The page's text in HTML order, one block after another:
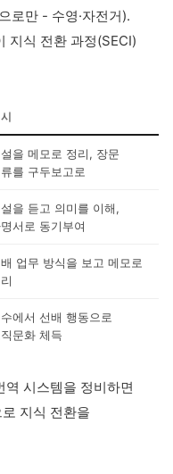
로만 - 수영·자전거).
지식 전환 과정(SECI)
을 메모로 정리, 장문
를 구두보고로
을 듣고 의미를 이해,
서로 동기부여
업무 방식을 보고 메모로
에서 선배 행동으로
문화 체득
시스템을 정비하면
지식 전환을